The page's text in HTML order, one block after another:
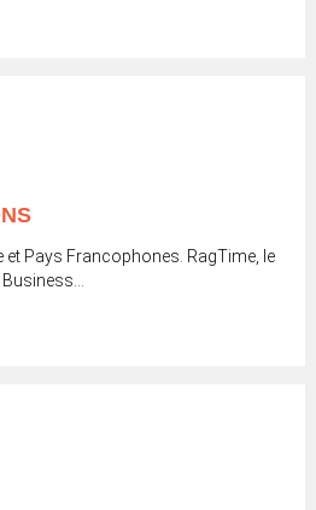
et Pays Francophones. RagTime, le